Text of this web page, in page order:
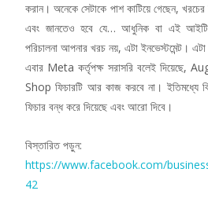
করান। অনেকে সেটাকে পাশ কাটিয়ে গেছেন,
এবং জানতেও হবে যে… আধুনিক বা এই আইটি
পরিচালনা আপনার খরচ নয়, এটা ইনভেস্টমেন্ট।
এবার Meta কর্তৃপক্ষ সরাসরি বলেই দিয়েছে,
Shop ফিচারটি আর কাজ করবে না। ইতিমধ্যে
ফিচার বন্ধ করে দিয়েছে এবং আরো দিবে।
বিস্তারিত পড়ুন:
https://www.facebook.com/
42